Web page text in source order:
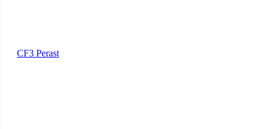
CF3 Perast